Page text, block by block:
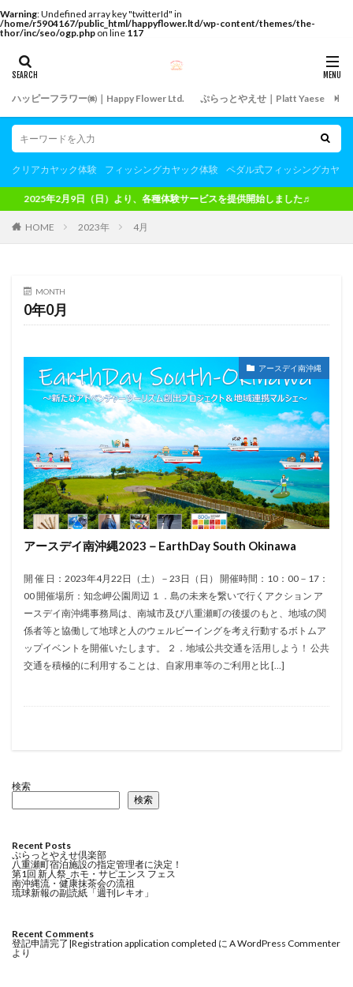
Warning: Undefined array key "twitterId" in
/home/r5904167/public_html/happyflower.ltd/wp-content/themes/the-
thor/inc/seo/ogp.php on line 117
ハッピーフラワー㈱｜Happy Flower Ltd. ぷらっとやえせ｜Platt Yaese
クリアカヤック体験 フィッシングカヤック体験 ペダル式フィッシングカヤッ
2025年2月9日（日）より、各種体験サービスを提供開始しました♬
HOME 2023年 4月
MONTH
0年0月
アースデイ南沖縄
アースデイ南沖縄2023－EarthDay South Okinawa
開 催 日：2023年4月22日（土）－23日（日） 開催時間：10：00－17：
00 開催場所：知念岬公園周辺 １．島の未来を繋いで行くアクション ア
ースデイ南沖縄事務局は、南城市及び八重瀬町の後援のもと、地域の関
係者等と協働して地球と人のウェルビーイングを考え行動するボトムア
ップイベントを開催いたします。 ２．地域公共交通を活用しよう！ 公共
交通を積極的に利用することは、自家用車等のご利用と比 […]
検索
検索
Recent Posts
ぷらっとやえせ倶楽部
八重瀬町宿泊施設の指定管理者に決定！
第1回 新人祭_ホモ・サピエンス フェス
南沖縄流・健康抹茶会の流祖
琉球新報の副読紙「週刊レキオ」
Recent Comments
登記申請完了|Registration application completed に A WordPress Commenter
より